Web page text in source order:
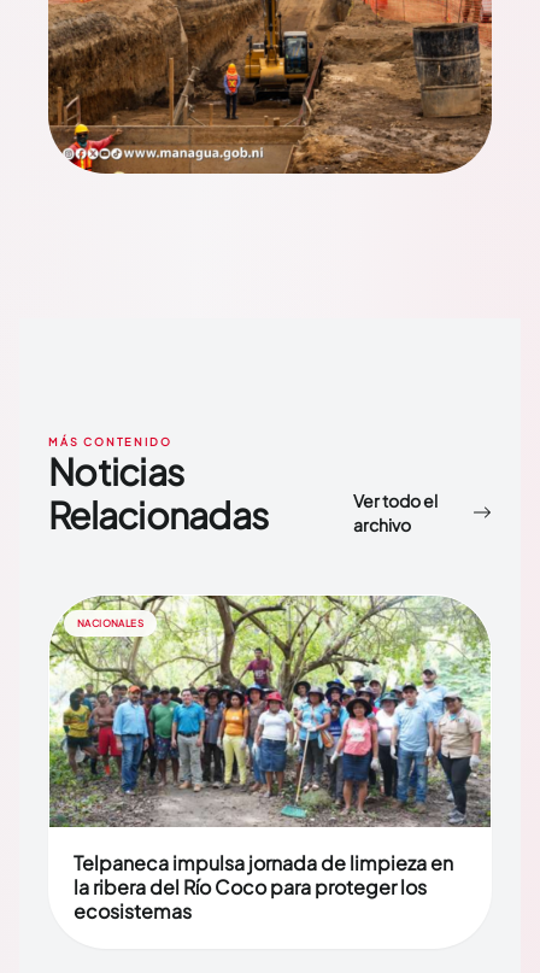
MÁS CONTENIDO
Noticias
Relacionadas
Ver todo el
archivo
NACIONALES
Telpaneca impulsa jornada de limpieza en
la ribera del Río Coco para proteger los
ecosistemas